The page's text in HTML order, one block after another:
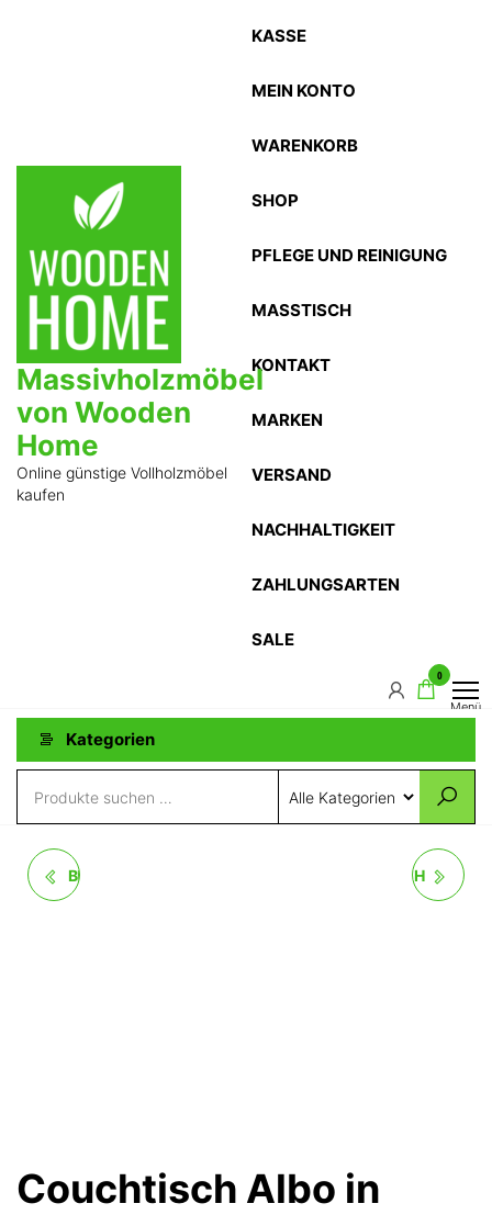
Massivholzmöbel
von Wooden
Home
Online günstige Vollholzmöbel
kaufen
KASSE
MEIN KONTO
WARENKORB
SHOP
PFLEGE UND REINIGUNG
MASSTISCH
KONTAKT
MARKEN
VERSAND
NACHHALTIGKEIT
ZAHLUNGSARTEN
SALE
0
Menü
Kategorien
BEISTELLTISCH SILVIO OVALER COUCHTISCH
Couchtisch Albo in